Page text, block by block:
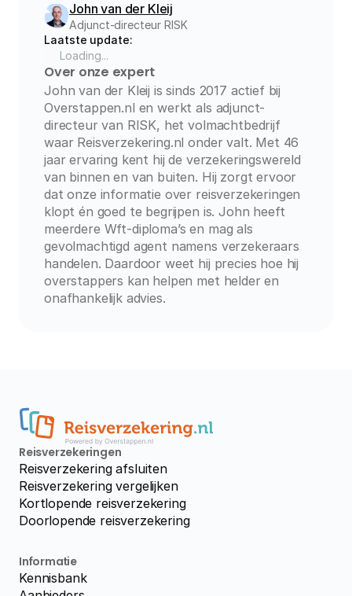
John van der Kleij
Adjunct-directeur RISK
Laatste update:
Loading...
Over onze expert
John van der Kleij is sinds 2017 actief bij
Overstappen.nl en werkt als adjunct-
directeur van RISK, het volmachtbedrijf
waar Reisverzekering.nl onder valt. Met 46
jaar ervaring kent hij de verzekeringswereld
van binnen en van buiten. Hij zorgt ervoor
dat onze informatie over reisverzekeringen
klopt én goed te begrijpen is. John heeft
meerdere Wft-diploma’s en mag als
gevolmachtigd agent namens verzekeraars
handelen. Daardoor weet hij precies hoe hij
overstappers kan helpen met helder en
onafhankelijk advies.
Reisverzekeringen
Reisverzekering afsluiten
Reisverzekering vergelijken
Kortlopende reisverzekering
Doorlopende reisverzekering
Informatie
Kennisbank